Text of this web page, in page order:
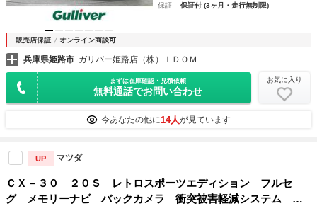
保証
保証付 (3ヶ月・走行無制限)
販売店保証 オンライン商談可
兵庫県姫路市 ガリバー姫路店（株）ＩＤＯＭ
まずは在庫確認・見積依頼
無料通話でお問い合わせ
お気に入り
今あなたの他に14人が見ています
UP マツダ
ＣＸ－３０ ２０Ｓ レトロスポーツエディション フルセ
グ メモリーナビ バックカメラ 衝突被害軽減システム Ｅ